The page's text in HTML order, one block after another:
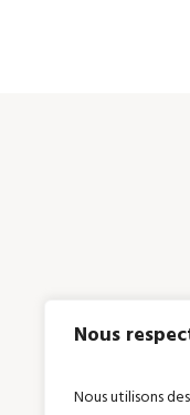
Nous
Nous utilisons